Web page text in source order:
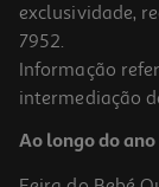
exclusividade,
7952.
Informação
intermediação
Ao longo do ano